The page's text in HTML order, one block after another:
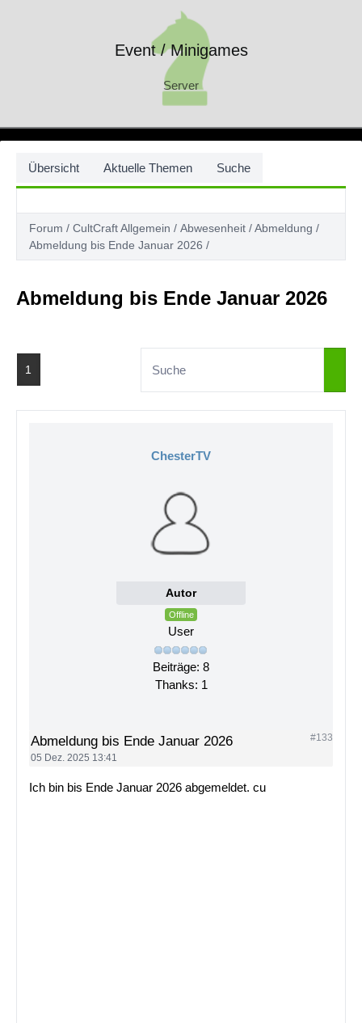
Event / Minigames
Server
Event / Minigames
Server
Übersicht Aktuelle Themen Suche
Forum CultCraft Allgemein
Abwesenheit / Abmeldung
Abmeldung bis Ende Januar 2026
Abmeldung bis Ende Januar 2026
1
ChesterTV
Autor
Offline
User
Beiträge: 8
Thanks: 1
Abmeldung bis Ende Januar 2026
05 Dez. 2025 13:41
#133
Ich bin bis Ende Januar 2026 abgemeldet. cu